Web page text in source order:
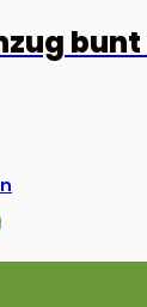
bunt